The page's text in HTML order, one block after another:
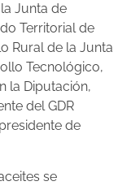
Junta de
Territorial de
Rural de la Junta
Tecnológico,
la Diputación,
del GDR
de
se